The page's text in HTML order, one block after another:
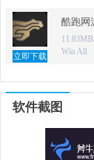
立即下载
酷跑网
Win All
软件截图